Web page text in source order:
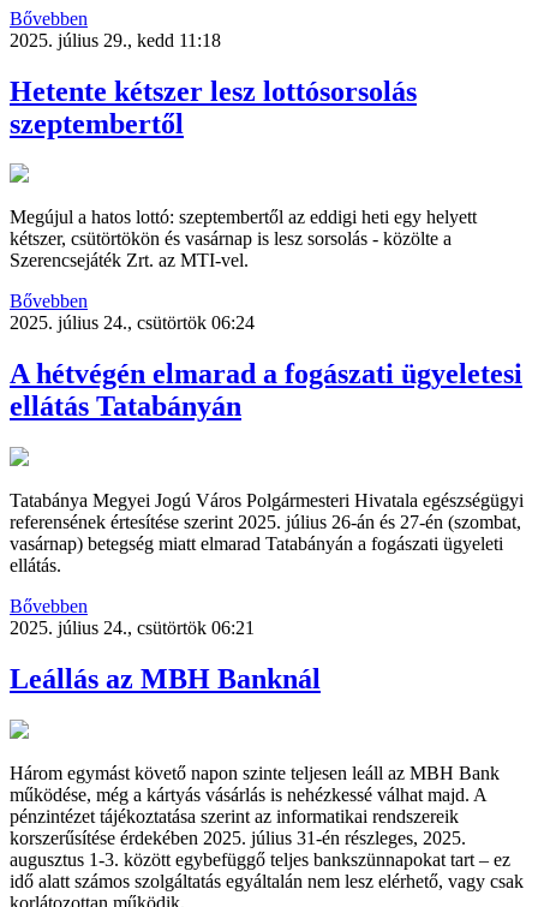
Bővebben
2025. július 29., kedd 11:18
Hetente kétszer lesz lottósorsolás
szeptembertől
Megújul a hatos lottó: szeptembertől az eddigi heti egy helyett
kétszer, csütörtökön és vasárnap is lesz sorsolás - közölte a
Szerencsejáték Zrt. az MTI-vel.
Bővebben
2025. július 24., csütörtök 06:24
A hétvégén elmarad a fogászati ügyeletesi
ellátás Tatabányán
Tatabánya Megyei Jogú Város Polgármesteri Hivatala egészségügyi
referensének értesítése szerint 2025. július 26-án és 27-én (szombat,
vasárnap) betegség miatt elmarad Tatabányán a fogászati ügyeleti
ellátás.
Bővebben
2025. július 24., csütörtök 06:21
Leállás az MBH Banknál
Három egymást követő napon szinte teljesen leáll az MBH Bank
működése, még a kártyás vásárlás is nehézkessé válhat majd. A
pénzintézet tájékoztatása szerint az informatikai rendszereik
korszerűsítése érdekében 2025. július 31-én részleges, 2025.
augusztus 1-3. között egybefüggő teljes bankszünnapokat tart – ez
idő alatt számos szolgáltatás egyáltalán nem lesz elérhető, vagy csak
korlátozottan működik.